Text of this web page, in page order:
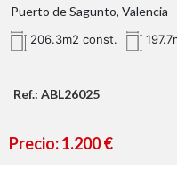
Puerto de Sagunto, Valencia
206.3m2 const.
Ref.: ABL26025
Precio: 1.200 €